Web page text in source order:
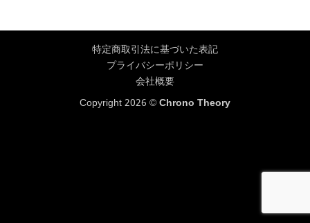
特定商取引法に基づいた表記
プライバシーポリシー
会社概要
Copyright 2026 ©Chrono Theory